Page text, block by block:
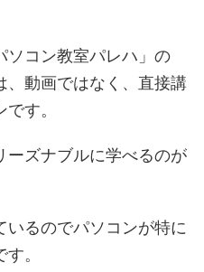
ソコン教室パレハ」の
、動画ではなく、直接講
す。
ーズナブルに学べるのが
いるのでパソコンが特に
。